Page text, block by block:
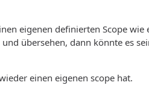
eigenen definierten Scope wie
übersehen, dann könnte es
einen eigenen scope hat.